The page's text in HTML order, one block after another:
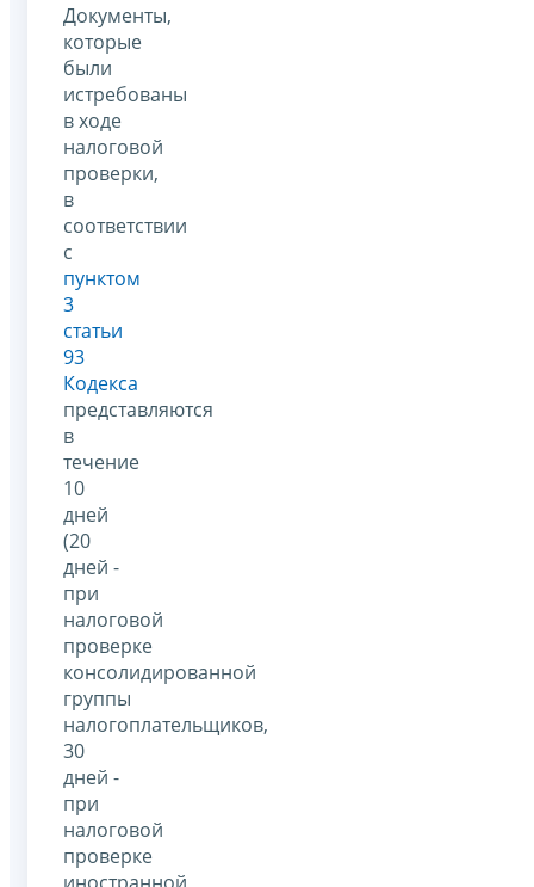
Документы,
которые
были
истребованы
в ходе
налоговой
проверки,
в
соответствии
с
пунктом
3
статьи
93
Кодекса
представляются
в
течение
10
дней
(20
дней -
при
налоговой
проверке
консолидированной
группы
налогоплательщиков,
30
дней -
при
налоговой
проверке